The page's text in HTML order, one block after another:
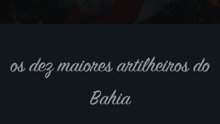
os dez maiores artilheiros do
Bahia